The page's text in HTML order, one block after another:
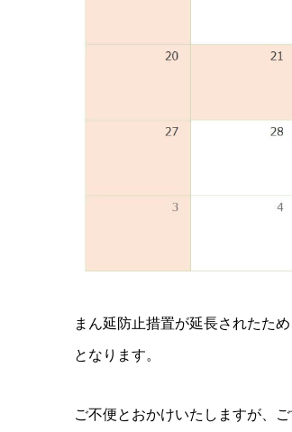
まん延防止措置が延長されたた
となります。
ご不便とおかけいたしますが、